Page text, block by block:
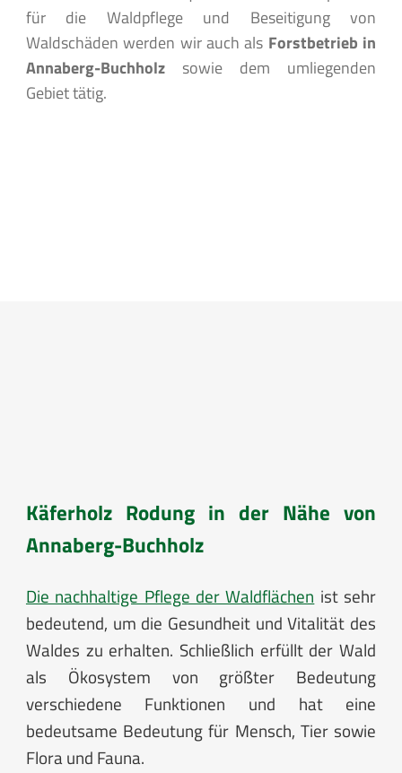
für die Waldpflege und Beseitigung von
Waldschäden werden wir auch als Forstbetrieb in
Annaberg-Buchholzsowie dem umliegenden
Gebiet tätig.
Käferholz Rodung in der Nähe von
Annaberg-Buchholz
Die nachhaltige Pflege der Waldflächenist sehr
bedeutend, um die Gesundheit und Vitalität des
Waldes zu erhalten. Schließlich erfüllt der Wald
als Ökosystem von größter Bedeutung
verschiedene Funktionen und hat eine
bedeutsame Bedeutung für Mensch, Tier sowie
Flora und Fauna.